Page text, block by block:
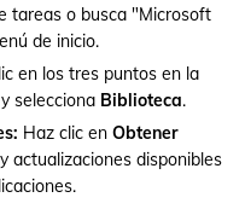
tareas o busca "Microsoft
de inicio.
en los tres puntos en la
selecciona Biblioteca.
Haz clic en Obtener
actualizaciones disponibles